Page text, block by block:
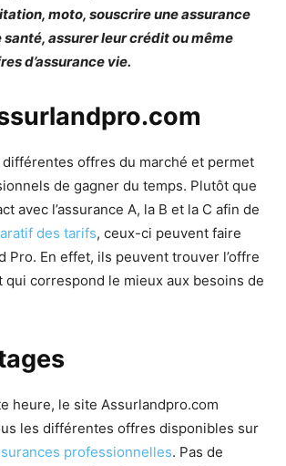
moto, souscrire une assurance
assurer leur crédit ou même
d’assurance vie.
offres du marché et permet
de gagner du temps. Plutôt que
avec l’assurance A, la B et la C afin de
des tarifs, ceux-ci peuvent faire
Pro. En effet, ils peuvent trouver l’offre
qui correspond le mieux aux besoins de
heure, le site Assurlandpro.com
les différentes offres disponibles sur
professionnelles. Pas de